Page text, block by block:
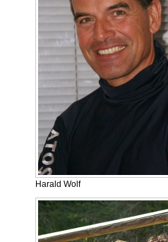
Harald Wolf